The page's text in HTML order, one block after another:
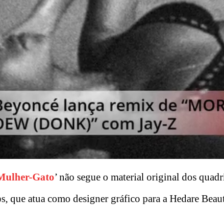
Gato’ não segue o material original dos
que atua como designer gráfico para a Hedare